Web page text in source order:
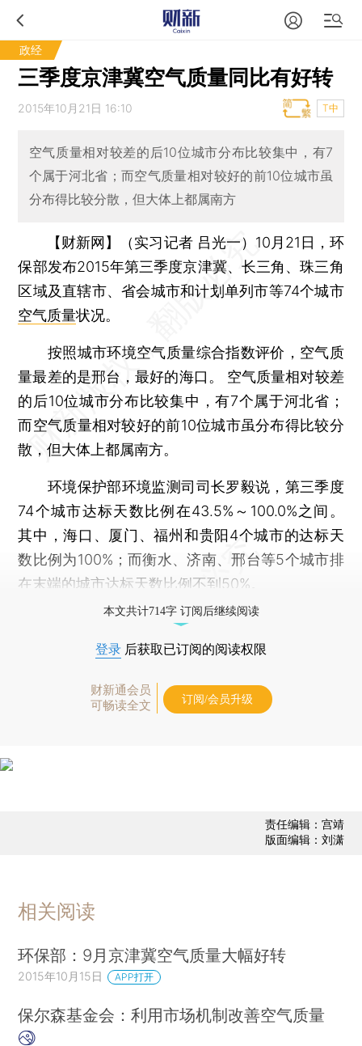
政经
三季度京津冀空气质量同比有好转
2015年10月21日 16:10 T中
空气质量相对较差的后10位城市分布比较集中，有7
个属于河北省；而空气质量相对较好的前10位城市虽
分布得比较分散，但大体上都属南方
【财新网】（实习记者 吕光一） 10月21日，环
保部发布2015年第三季度京津冀、长三角、珠三角
区域及直辖市、省会城市和计划单列市等74个城市
空气质量状况。
按照城市环境空气质量综合指数评价，空气质
量最差的是邢台，最好的海口。 空气质量相对较差
的后10位城市分布比较集中，有7个属于河北省；
而空气质量相对较好的前10位城市虽分布得比较分
散，但大体上都属南方。
环境保护部环境监测司司长罗毅说，第三季度
74个城市达标天数比例在43.5%～100.0%之间。
其中，海口、厦门、福州和贵阳4个城市的达标天
数比例为100%；而衡水、济南、邢台等5个城市排
在末端的城市达标天数比例不到50%。
本文共计714字 订阅后继续阅读
登录 后获取已订阅的阅读权限
财新通会员
可畅读全文
订阅/会员升级
责任编辑：宫靖
版面编辑：刘潇
相关阅读
环保部：9月京津冀空气质量大幅好转
2015年10月15日 APP打开
保尔森基金会：利用市场机制改善空气质量